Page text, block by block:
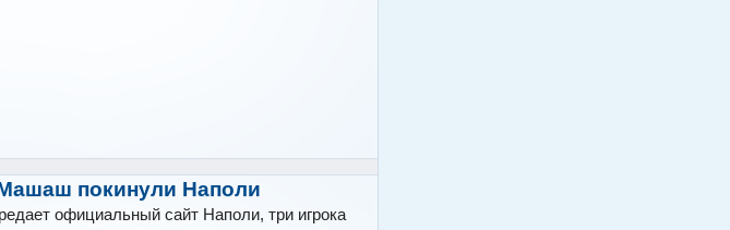
покинули Наполи
официальный сайт Наполи, три игрока